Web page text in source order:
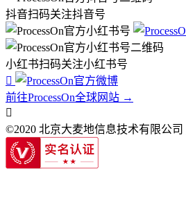
抖音扫码关注抖音号
小红书扫码关注小红书号

前往ProcessOn全球网站 →

©2020 北京大麦地信息技术有限公司